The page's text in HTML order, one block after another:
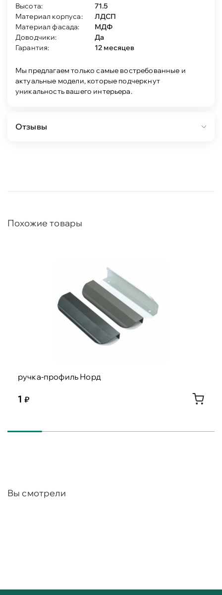
Высота:
71.5
Материал корпуса:
ЛДСП
Материал фасада:
МДФ
Доводчики:
Да
Гарантия:
12 месяцев
Мы предлагаем только самые востребованные и
актуальные модели, которые подчеркнут
уникальность вашего интерьера.
Отзывы
Похожие товары
ручка-профиль Норд
1
Вы смотрели